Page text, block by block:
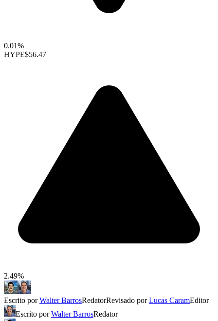
0.01%
HYPE$56.47
2.49%
Escrito porWalter BarrosRedatorRevisado porLucas CaramEditor
Escrito porWalter BarrosRedator